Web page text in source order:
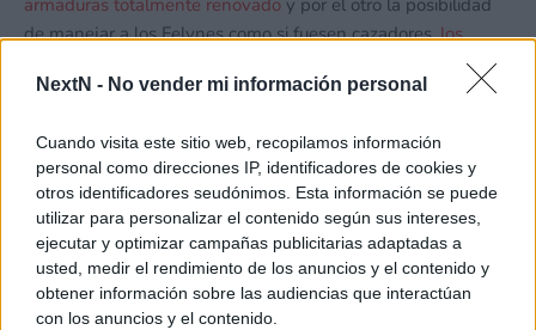
NextN - No vender mi información personal
Cuando visita este sitio web, recopilamos información
personal como direcciones IP, identificadores de cookies y
otros identificadores seudónimos. Esta información se puede
utilizar para personalizar el contenido según sus intereses,
ejecutar y optimizar campañas publicitarias adaptadas a
usted, medir el rendimiento de los anuncios y el contenido y
obtener información sobre las audiencias que interactúan
con los anuncios y el contenido.
de manejar a los Felynes como si fuesen cazadores,los
encontramos ante uno de los títulos con más colaboraciones
que ver cuantas llegan a Occidente… si es que el juego llega.
Porque aunque seguimos sin saber sobre su localización,
probablemente tendríamos que esperar a una posible
revisión llamada Monster Hunter X Ultimate para que nos
llegue, como pasó con Monster Hunter 4. Por favor Capcom,
acuérdate de Occidente.